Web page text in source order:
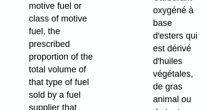
motive fuel or
class of motive
fuel, the
prescribed
proportion of the
total volume of
that type of fuel
sold by a fuel
supplier that
oxygéné à
base
d'esters qui
est dérivé
d'huiles
végétales,
de gras
animal ou